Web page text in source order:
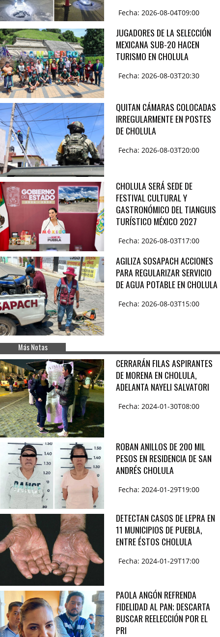
Fecha: 2026-08-04T09:00
JUGADORES DE LA SELECCIÓN
MEXICANA SUB-20 HACEN
TURISMO EN CHOLULA
Fecha: 2026-08-03T20:30
QUITAN CÁMARAS COLOCADAS
IRREGULARMENTE EN POSTES
DE CHOLULA
Fecha: 2026-08-03T20:00
CHOLULA SERÁ SEDE DE
FESTIVAL CULTURAL Y
GASTRONÓMICO DEL TIANGUIS
TURÍSTICO MÉXICO 2027
Fecha: 2026-08-03T17:00
AGILIZA SOSAPACH ACCIONES
PARA REGULARIZAR SERVICIO
DE AGUA POTABLE EN CHOLULA
Fecha: 2026-08-03T15:00
Más Notas
CERRARÁN FILAS ASPIRANTES
DE MORENA EN CHOLULA,
ADELANTA NAYELI SALVATORI
Fecha: 2024-01-30T08:00
ROBAN ANILLOS DE 200 MIL
PESOS EN RESIDENCIA DE SAN
ANDRÉS CHOLULA
Fecha: 2024-01-29T19:00
DETECTAN CASOS DE LEPRA EN
11 MUNICIPIOS DE PUEBLA,
ENTRE ÉSTOS CHOLULA
Fecha: 2024-01-29T17:00
PAOLA ANGÓN REFRENDA
FIDELIDAD AL PAN; DESCARTA
BUSCAR REELECCIÓN POR EL
PRI